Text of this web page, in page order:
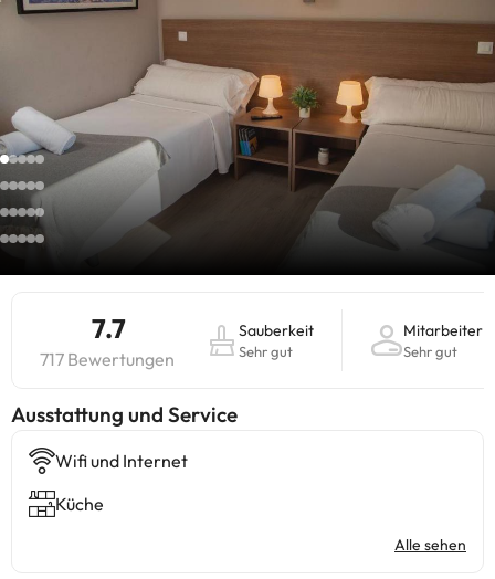
7.7
717 Bewertungen
Sauberkeit
Sehr gut
Mitarbeiter
Sehr gut
​Ausstattung und Service
Wifi und Internet
Küche
Alle sehen